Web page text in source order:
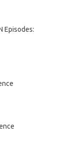
Episodes: